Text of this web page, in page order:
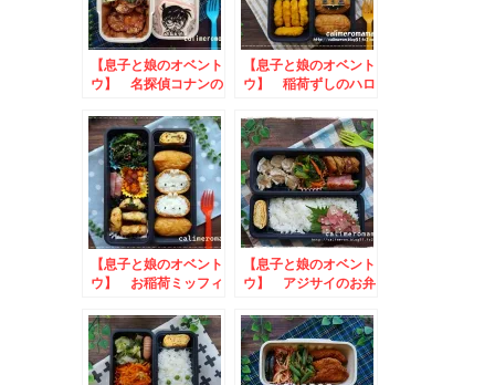
【息子と娘のオベント
ウ】 名探偵コナンの
【息子と娘のオベント
ウ】 稲荷ずしのハロ
【息子と娘のオベント
ウ】 お稲荷ミッフィ
【息子と娘のオベント
ウ】 アジサイのお弁